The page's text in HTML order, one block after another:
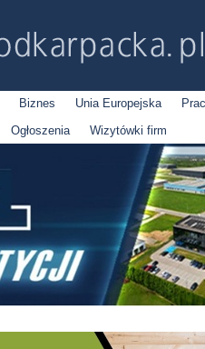
Biznes Unia Europejska
Ogłoszenia Wizytówki firm